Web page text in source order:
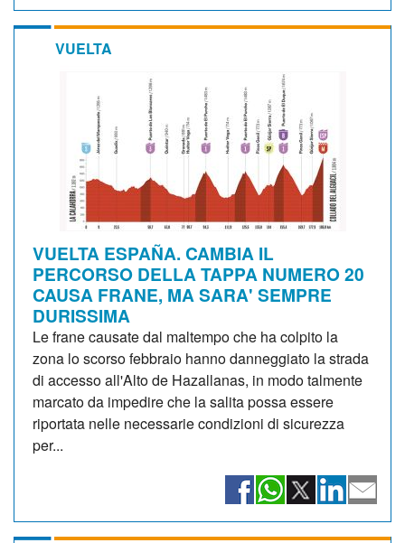
VUELTA
VUELTA ESPAÑA. CAMBIA IL
PERCORSO DELLA TAPPA NUMERO 20
CAUSA FRANE, MA SARA' SEMPRE
DURISSIMA
Le frane causate dal maltempo che ha colpito la
zona lo scorso febbraio hanno danneggiato la strada
di accesso all'Alto de Hazallanas, in modo talmente
marcato da impedire che la salita possa essere
riportata nelle necessarie condizioni di sicurezza
per...